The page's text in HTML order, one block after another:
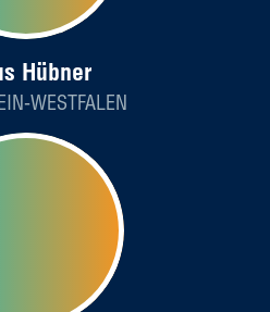
Hübner
WESTFALEN